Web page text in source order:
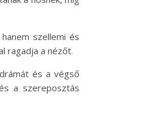
szellemi és
ragadja a nézőt.
és a végső
a szereposztás